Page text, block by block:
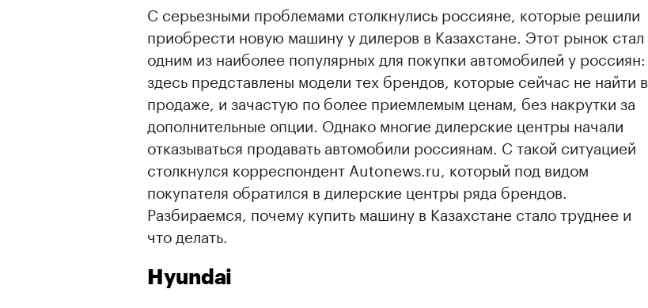
С серьезными проблемами столкнулись россияне, которые решили
приобрести новую машину у дилеров в Казахстане. Этот рынок стал
одним из наиболее популярных для покупки автомобилей у россиян:
здесь представлены модели тех брендов, которые сейчас не найти в
продаже, и зачастую по более приемлемым ценам, без накрутки за
дополнительные опции. Однако многие дилерские центры начали
отказываться продавать автомобили россиянам. С такой ситуацией
столкнулся корреспондент Autonews.ru, который под видом
покупателя обратился в дилерские центры ряда брендов.
Разбираемся, почему купить машину в Казахстане стало труднее и
что делать.
Hyundai